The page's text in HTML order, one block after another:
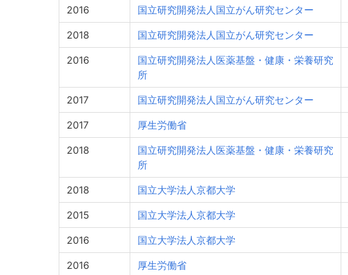
2016 国立研究開発法人国立がん研究センター
2018 国立研究開発法人国立がん研究センター
2016
国立研究開発法人医薬基盤・健康・栄養研究
所
2017 国立研究開発法人国立がん研究センター
2017 厚生労働省
2018
国立研究開発法人医薬基盤・健康・栄養研究
所
2018 国立大学法人京都大学
2015 国立大学法人京都大学
2016 国立大学法人京都大学
2016 厚生労働省